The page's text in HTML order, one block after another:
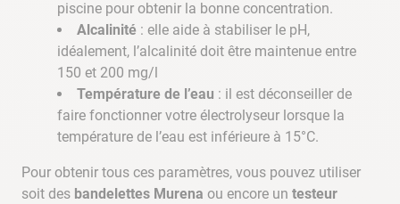
piscine pour obtenir la bonne concentration.
Alcalinité : elle aide à stabiliser le pH,
idéalement, l’alcalinité doit être maintenue entre
150 et 200 mg/l
Température de l’eau : il est déconseiller de
faire fonctionner votre électrolyseur lorsque la
température de l’eau est inférieure à 15°C.
Pour obtenir tous ces paramètres, vous pouvez utiliser
soit des bandelettes Murena ou encore un testeur